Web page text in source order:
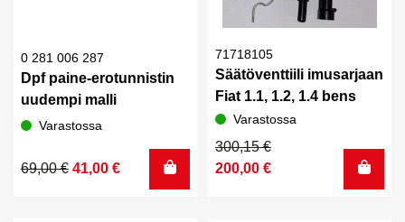
0 281 006 287
Dpf paine-erotunnistin
uudempi malli
Varastossa
69,00€
Alkuperäinen
41,00 €
Nykyinen
71718105
Säätöventtiili imusarjaan
Fiat 1.1, 1.2, 1.4 bens
Varastossa
300,15€
Alkuperäinen
hinta
200,00 €
Nykyinen
hinta